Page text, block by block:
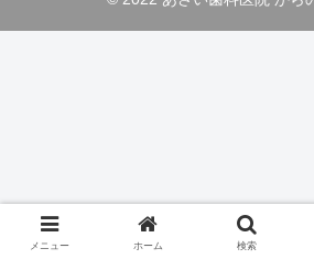
メニュー ホーム 検索